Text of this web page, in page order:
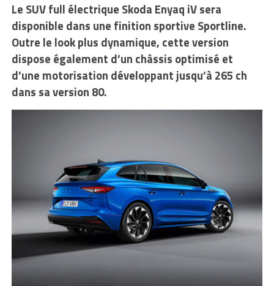
Le SUV full électrique Skoda Enyaq iV sera
disponible dans une finition sportive Sportline.
Outre le look plus dynamique, cette version
dispose également d’un châssis optimisé et
d’une motorisation développant jusqu’à 265 ch
dans sa version 80.